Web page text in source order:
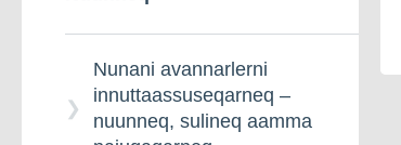
Nunani avannarlerni
innuttaassuseqarneq –
nuunneq, sulineq aamma